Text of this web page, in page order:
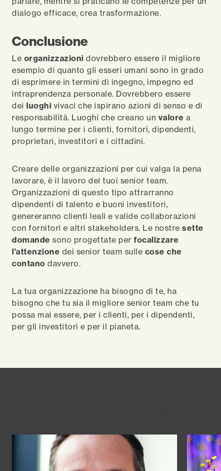
dialogo efficace, crea trasformazione.
Conclusione
Le organizzazioni dovrebbero essere il migliore
esempio di quanto gli esseri umani sono in grado
di esprimere in termini di ingegno, impegno ed
intraprendenza personale. Dovrebbero essere
dei luoghi vivaci che ispirano azioni di senso e di
responsabilità. Luoghi che creano un valore a
lungo termine per i clienti, fornitori, dipendenti,
proprietari, investitori e i cittadini.
Creare delle organizzazioni per cui valga la pena
lavorare, è il lavoro dei tuoi senior team.
Organizzazioni di questo tipo attrarranno
dipendenti di talento e buoni investitori,
genereranno clienti leali e valide collaborazioni
con fornitori e altri stakeholders. Le nostre sette
domande sono progettate per focalizzare
l’attenzione dei senior team sulle cose che
contano davvero.
La tua organizzazione ha bisogno di te, ha
bisogno che tu sia il migliore senior team che tu
possa mai essere, per i clienti, per i dipendenti,
per gli investitori e per il pianeta.